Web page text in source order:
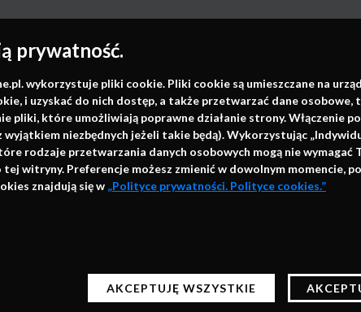
prywatność.
wykorzystuje pliki cookie. Pliki cookie są umieszczane na
i uzyskać do nich dostęp, a także przetwarzać dane
pliki, które umożliwiają poprawne działanie strony. Włączenie
niezbędnych jeżeli takie będą). Wykorzystując
rodzaje przetwarzania danych osobowych mogą nie wymagać
witryny. Preferencje możesz zmienić w dowolnym momencie,
znajdują się w „Polityce prywatności. Polityce cookies.”
AKCEPTUJĘ WSZYSTKIE
info@faktymedyczne.pl
ul. Towarowa 2
43-460 Wisła
Redakcja medyczna:
ul. Rodawska 26
61-312 Poznań
stron bez zmiany ustawień przeglądarki będą
plikami cookies znajdziesz w Polityce prywatności.